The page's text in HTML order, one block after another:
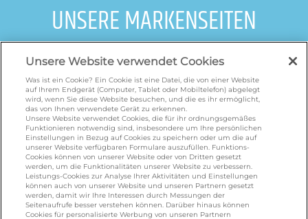
UNSERE MARKENSEITEN
galbani.de / leerdammer.de /president.de
/
salakis.de/frankenland.com
omiramilch.de/minusl.de
KONTAKT
foodservice.info@de.lactalis.com
Lactalis Deutschland GmbH - Tel: +49 (0)751
887 366 /lactalis.de
Unsere Website verwendet Cookies
Was ist ein Cookie? Ein Cookie ist eine Datei, die von einer Website
auf Ihrem Endgerät (Computer, Tablet oder Mobiltelefon) abgelegt
wird, wenn Sie diese Website besuchen, und die es ihr ermöglicht,
das von Ihnen verwendete Gerät zu erkennen.
Unsere Website verwendet Cookies, die für ihr ordnungsgemäßes
Funktionieren notwendig sind, insbesondere um Ihre persönlichen
Einstellungen in Bezug auf Cookies zu speichern oder um die auf
unserer Website verfügbaren Formulare auszufüllen. Funktions-
Cookies können von unserer Website oder von Dritten gesetzt
werden, um die Funktionalitäten unserer Website zu verbessern.
Leistungs-Cookies zur Analyse Ihrer Aktivitäten und Einstellungen
können auch von unserer Website und unseren Partnern gesetzt
werden, damit wir Ihre Interessen durch Messungen der
Seitenaufrufe besser verstehen können. Darüber hinaus können
Cookies für personalisierte Werbung von unseren Partnern